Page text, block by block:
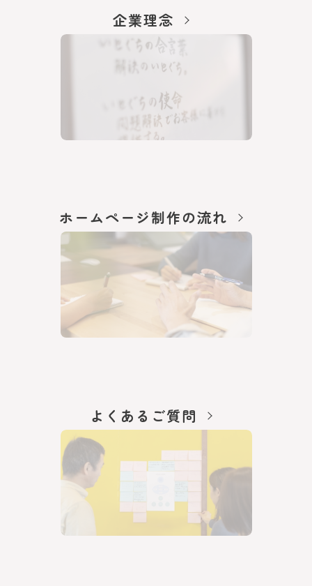
企業理念
ホームページ制作の流れ
よくあるご質問